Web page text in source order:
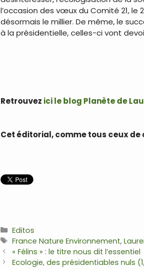
l’occasion des vœux du Comité 21, le
désormais le millier. De même, le
à la présidentielle, celles-ci vont
Retrouvez ici le blog Planète de
Cet éditorial, comme tous ceux de
Catégories
Editos
Étiquettes
France Nature Environnement,
Navigation
des
« Félins » : le titre nous dit l’essentiel
Ecologie, des présidentiables nuls